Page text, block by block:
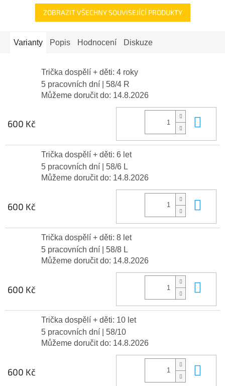
ZOBRAZIT VŠECHNY SOUVISEJÍCÍ PRODUKTY
Varianty Popis Hodnocení Diskuze
Trička dospělí + děti: 4 roky
5 pracovních dní
| 58/4 R
Můžeme doručit do: 14.8.2026
600 Kč
Trička dospělí + děti: 6 let
5 pracovních dní
| 58/6 L
Můžeme doručit do: 14.8.2026
600 Kč
Trička dospělí + děti: 8 let
5 pracovních dní
| 58/8 L
Můžeme doručit do: 14.8.2026
600 Kč
Trička dospělí + děti: 10 let
5 pracovních dní
| 58/10
Můžeme doručit do: 14.8.2026
600 Kč